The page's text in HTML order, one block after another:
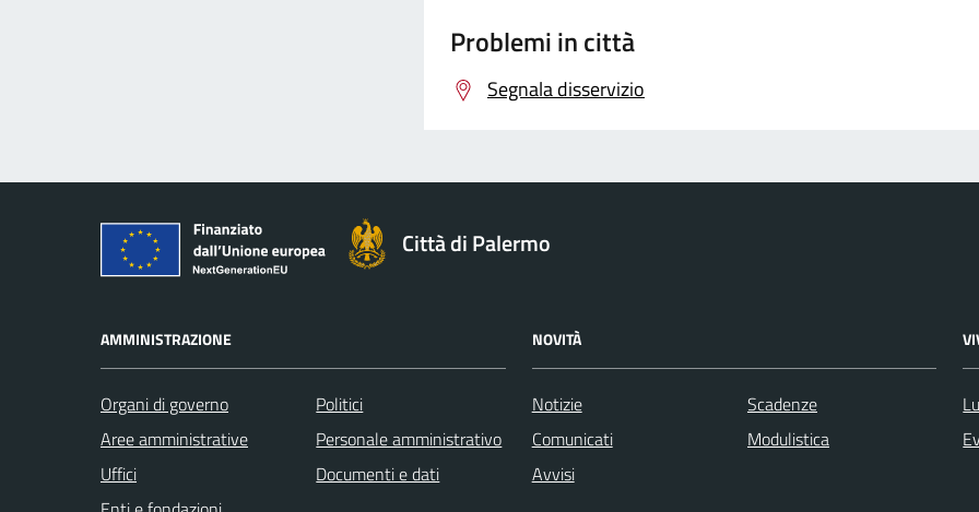
Problemi in città
Segnala disservizio
Città di Palermo
AMMINISTRAZIONE
Organi di governo
Aree amministrative
Uffici
Politici
Personale amministrativo
Documenti e dati
NOVITÀ
Notizie
Comunicati
Avvisi
Scadenze
Modulistica